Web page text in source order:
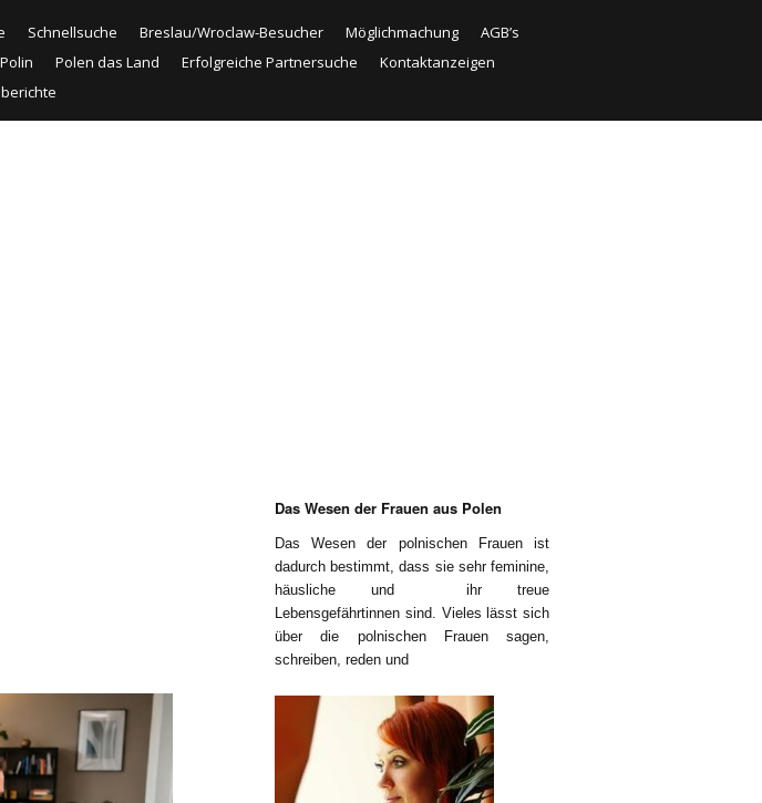
Schnellsuche Breslau/Wroclaw-Besucher Möglichmachung
AGB’s
Polen das Land Erfolgreiche Partnersuche
Kontaktanzeigen
Das Wesen der Frauen aus Polen
Das Wesen der polnischen Frauen ist
dadurch bestimmt, dass sie sehr feminine,
häusliche und ihr treue
Lebensgefährtinnen sind. Vieles lässt sich
über die polnischen Frauen sagen,
schreiben, reden und